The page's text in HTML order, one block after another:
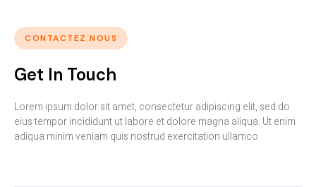
CONTACTEZ NOUS
Get In Touch
Lorem ipsum dolor sit amet, consectetur adipiscing elit, sed do
eius tempor incididunt ut labore et dolore magna aliqua. Ut enim
adiqua minim veniam quis nostrud exercitation ullamco